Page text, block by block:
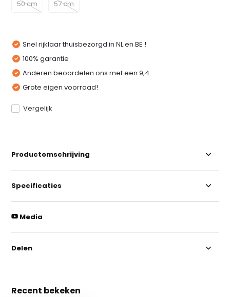
50 cm 57 cm
Snel rijklaar thuisbezorgd in NL en BE !
100% garantie
Anderen beoordelen ons met een 9,4
Grote eigen voorraad!
Vergelijk
Productomschrijving
Specificaties
Media
Delen
Recent bekeken